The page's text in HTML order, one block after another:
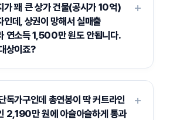
가 꽤 큰 상가 건물(공시가 10억)
인데, 상권이 망해서 실매출
연소득 1,500만 원도 안됩니다.
상이죠?
독가구인데 총연봉이 딱 커트라인
2,190만 원에 아슬아슬하게 통과